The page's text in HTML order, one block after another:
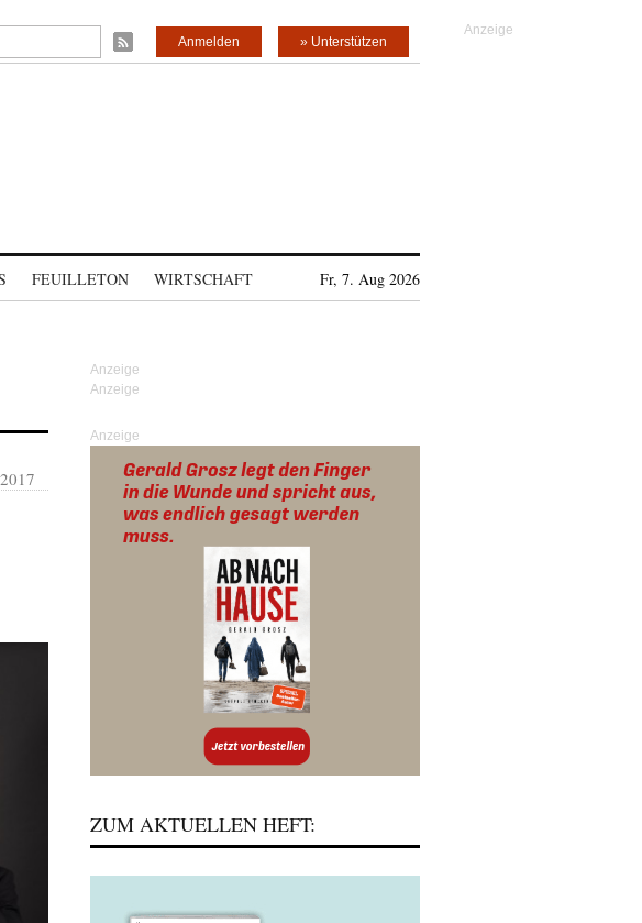
» Unterstützen
Anmelden
FEUILLETON WIRTSCHAFT Fr, 7. Aug 2026
Anzeige
ZUM AKTUELLEN HEFT: